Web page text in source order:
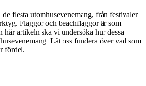
de flesta utomhusevenemang, från festivaler
Flaggor och beachflaggor är som
artikeln ska vi undersöka hur dessa
Låt oss fundera över vad som
fördel.